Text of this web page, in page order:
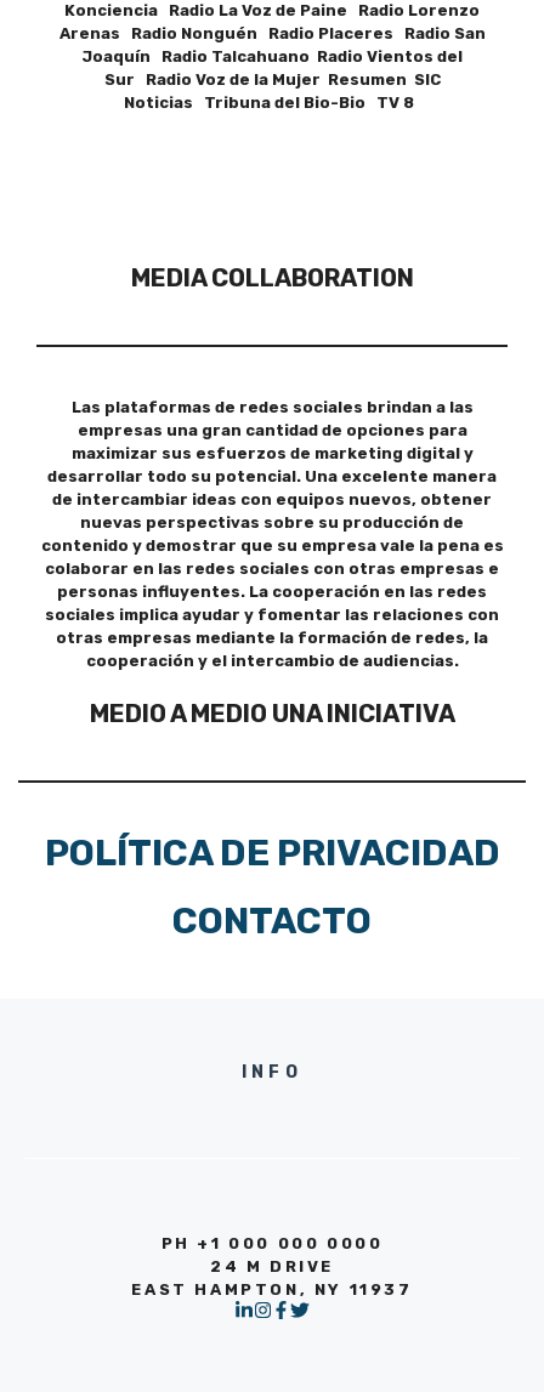
Konciencia Radio La Voz de Paine Radio Lorenzo
Arenas Radio Nonguén Radio Placeres Radio San
Joaquín Radio Talcahuano Radio Vientos del
Sur Radio Voz de la Mujer Resumen SIC
Noticias Tribuna del Bio-Bio TV 8
MEDIA COLLABORATION
Las plataformas de redes sociales brindan a las
empresas una gran cantidad de opciones para
maximizar sus esfuerzos de marketing digital y
desarrollar todo su potencial. Una excelente manera
de intercambiar ideas con equipos nuevos, obtener
nuevas perspectivas sobre su producción de
contenido y demostrar que su empresa vale la pena es
colaborar en las redes sociales con otras empresas e
personas influyentes. La cooperación en las redes
sociales implica ayudar y fomentar las relaciones con
otras empresas mediante la formación de redes, la
cooperación y el intercambio de audiencias.
MEDIO A MEDIO UNA INICIATIVA
POLÍTICA DE PRIVACIDAD
CONTACTO
INFO
PH +1 000 000 0000
24 M DRIVE
EAST HAMPTON, NY 11937